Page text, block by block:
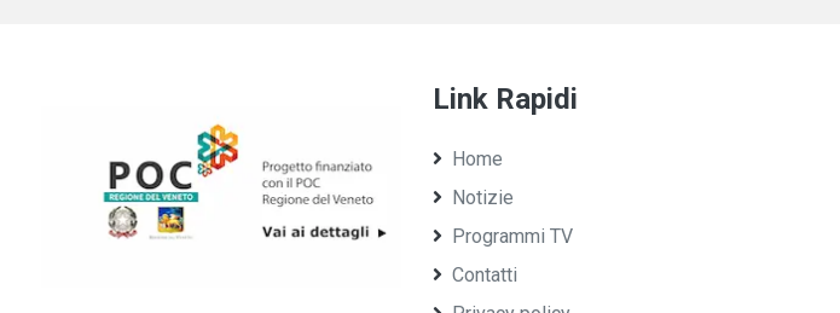
Link Rapidi
Home
Notizie
Programmi TV
Contatti